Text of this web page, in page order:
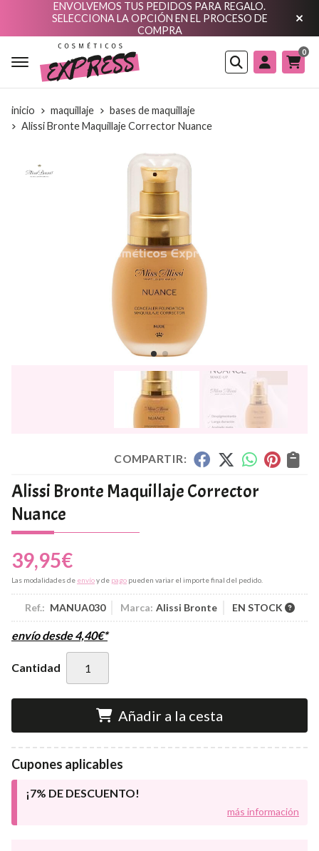
ENVOLVEMOS TUS PEDIDOS PARA REGALO.
SELECCIONA LA OPCIÓN EN EL PROCESO DE
COMPRA
Buscar
0
inicio maquillaje
bases de maquillaje
Alissi Bronte Maquillaje Corrector Nuance
COMPARTIR:
Alissi Bronte Maquillaje Corrector
Nuance
39,95€
Las modalidades de envíoy de pago pueden variar el importe final del pedido.
Ref.: MANUA030 Marca: Alissi Bronte EN STOCK
envío desde4,40€*
Cantidad
Añadir a la cesta
Cupones aplicables
¡7% DE DESCUENTO!
más información